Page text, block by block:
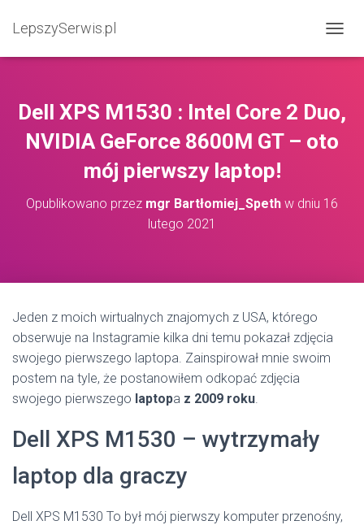
LepszySerwis.pl
Dell XPS M1530 : Intel Core 2 Duo,
NVIDIA GeForce 8600M GT – oto
mój pierwszy laptop!
Opublikowano przez mgr Bartłomiej_Speth w dniu 16
lutego 2021
Jeden z moich wirtualnych znajomych z USA, którego
obserwuje na Instagramie kilka dni temu pokazał zdjęcia
swojego pierwszego laptopa. Zainspirował mnie swoim
postem na tyle, że postanowiłem odkopać zdjęcia
swojego pierwszego laptopa z 2009 roku.
Dell XPS M1530 – wytrzymały
laptop dla graczy
Dell XPS M1530 To był mój pierwszy komputer przenośny,